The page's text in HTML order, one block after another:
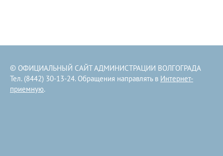
© ОФИЦИАЛЬНЫЙ САЙТ АДМИНИСТРАЦИИ ВОЛГОГРАДА
Тел. (8442) 30-13-24. Обращения направлять в Интернет-
приемную.